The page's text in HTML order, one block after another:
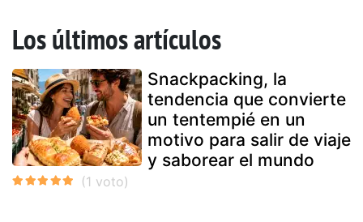
Los últimos artículos
Snackpacking, la
tendencia que convierte
un tentempié en un
motivo para salir de viaje
y saborear el mundo